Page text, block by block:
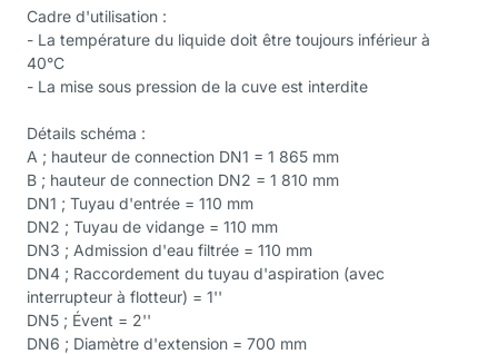
Cadre d'utilisation :
- La température du liquide doit être toujours inférieur à
40°C
- La mise sous pression de la cuve est interdite
Détails schéma :
A ; hauteur de connection DN1 = 1 865 mm
B ; hauteur de connection DN2 = 1 810 mm
DN1 ; Tuyau d'entrée = 110 mm
DN2 ; Tuyau de vidange = 110 mm
DN3 ; Admission d'eau filtrée = 110 mm
DN4 ; Raccordement du tuyau d'aspiration (avec
interrupteur à flotteur) = 1''
DN5 ; Évent = 2''
DN6 ; Diamètre d'extension = 700 mm